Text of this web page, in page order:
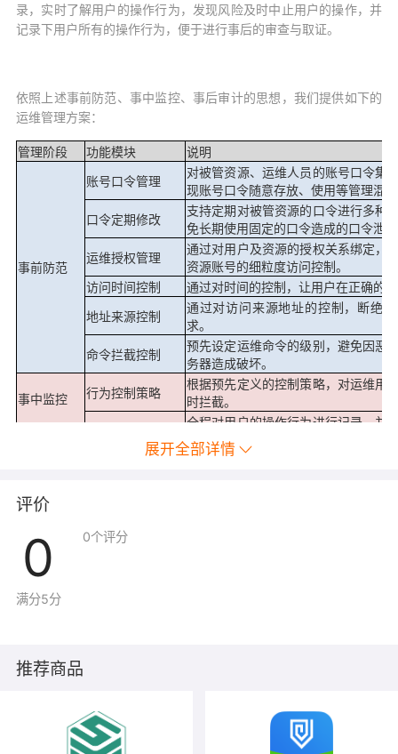
录，实时了解用户的操作行为，发现风险及时中止用户的操作，并
记录下用户所有的操作行为，便于进行事后的审查与取证。
依照上述事前防范、事中监控、事后审计的思想，我们提供如下的
运维管理方案：
管理阶段 功能模块 说明
事前防范
账号口令管理
对被管资源、运维人员的账号口令集
现账号口令随意存放、使用等管理混
口令定期修改
支持定期对被管资源的口令进行多种
免长期使用固定的口令造成的口令泄
运维授权管理
通过对用户及资源的授权关系绑定，
资源账号的细粒度访问控制。
访问时间控制
通过对时间的控制，让用户在正确的
地址来源控制
通过对访问来源地址的控制，断绝
求。
命令拦截控制
预先设定运维命令的级别，避免因恶
务器造成破坏。
事中监控 行为控制策略
根据预先定义的控制策略，对运维用
时拦截。
全程对用户的操作行为进行记录，并
程实时监控功能。
展开全部详情
评价
0
满分5分
0个评分
推荐商品